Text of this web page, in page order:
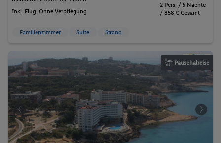
Inkl. Flug, Ohne Verpflegung
2 Pers. / 5 Nächte
/ 858 € Gesamt
Familienzimmer Suite Strand
Pauschalreise